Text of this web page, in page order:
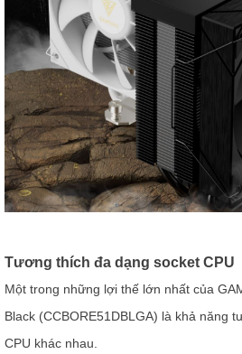
Tương thích đa dạng socket CPU
Một trong những lợi thế lớn nhất của
Black (CCBORE51DBLGA) là khả năng
CPU khác nhau.